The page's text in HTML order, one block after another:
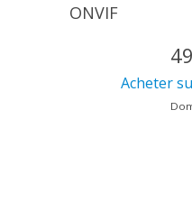
ONVIF
Acheter